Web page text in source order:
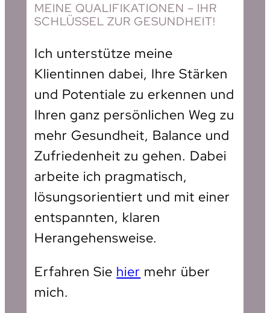
MEINE QUALIFIKATIONEN – IHR
SCHLÜSSEL ZUR GESUNDHEIT!
Ich unterstütze meine
Klientinnen dabei, Ihre Stärken
und Potentiale zu erkennen und
Ihren ganz persönlichen Weg zu
mehr Gesundheit, Balance und
Zufriedenheit zu gehen. Dabei
arbeite ich pragmatisch,
lösungsorientiert und mit einer
entspannten, klaren
Herangehensweise.
Erfahren Sie hier mehr über
mich.